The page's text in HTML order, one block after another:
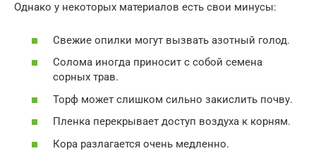
Однако у некоторых материалов есть свои минусы:
Свежие опилки могут вызвать азотный голод.
Солома иногда приносит с собой семена
сорных трав.
Торф может слишком сильно закислить почву.
Пленка перекрывает доступ воздуха к корням.
Кора разлагается очень медленно.